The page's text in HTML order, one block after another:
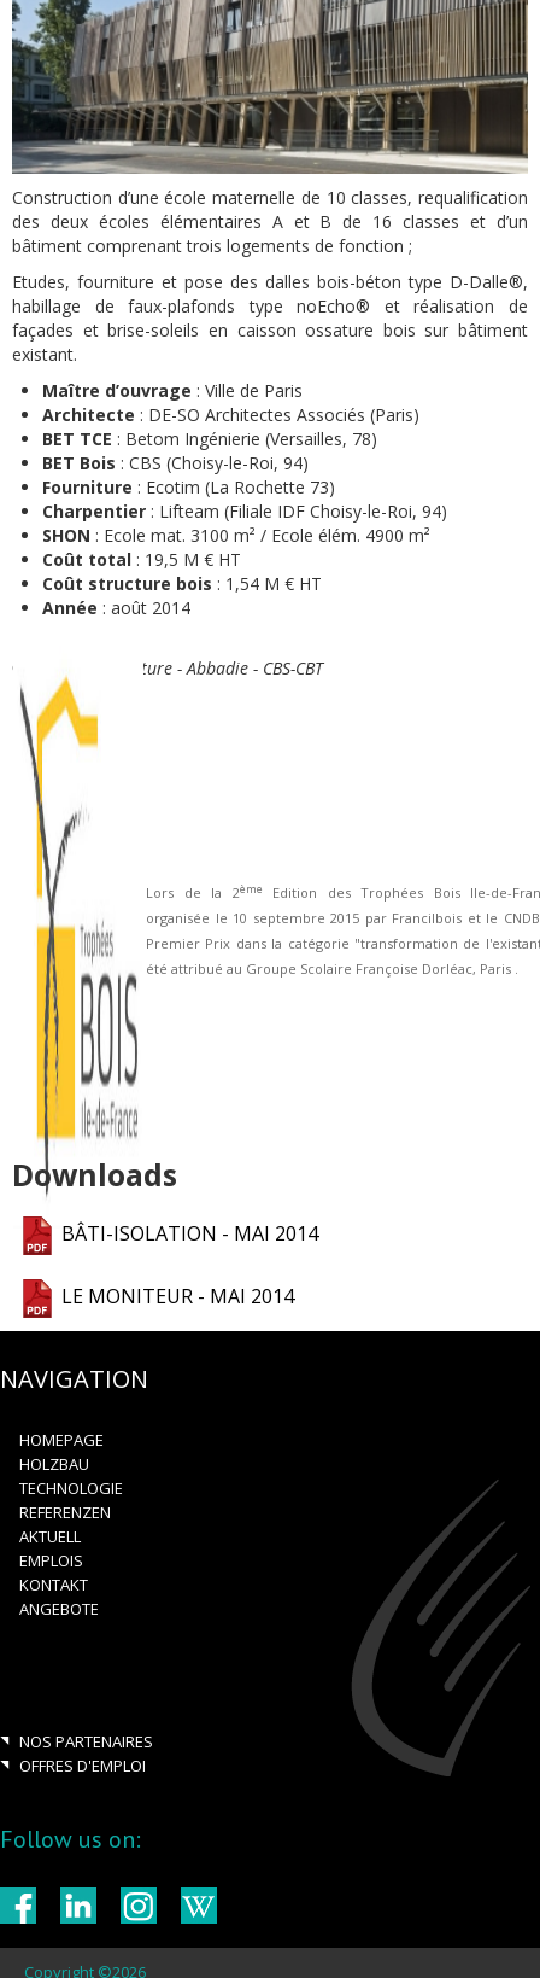
Construction d’une école maternelle de 10 classes, requalification
des deux écoles élémentaires A et B de 16 classes et d’un
bâtiment comprenant trois logements de fonction ;
Etudes, fourniture et pose des dalles bois-béton type D-Dalle®,
habillage de faux-plafonds type noEcho® et réalisation de
façades et brise-soleils en caisson ossature bois sur bâtiment
existant.
Maître d’ouvrage : Ville de Paris
Architecte : DE-SO Architectes Associés (Paris)
BET TCE : Betom Ingénierie (Versailles, 78)
BET Bois : CBS (Choisy-le-Roi, 94)
Fourniture : Ecotim (La Rochette 73)
Charpentier : Lifteam (Filiale IDF Choisy-le-Roi, 94)
SHON : Ecole mat. 3100 m² / Ecole élém. 4900 m²
Coût total : 19,5 M € HT
Coût structure bois : 1,54 M € HT
Année : août 2014
© DE-SO Architecture - Abbadie - CBS-CBT
Lors de la 2ème
Edition des Trophées Bois Ile-de-
organisée le 10 septembre 2015 par Francilbois et le
Premier Prix dans la catégorie "transformation de
été attribué au Groupe Scolaire Françoise Dorléac, Paris
Downloads
BÂTI-ISOLATION - MAI 2014
LE MONITEUR - MAI 2014
NAVIGATION
HOMEPAGE
HOLZBAU
TECHNOLOGIE
REFERENZEN
AKTUELL
EMPLOIS
KONTAKT
ANGEBOTE
NOS PARTENAIRES
OFFRES D'EMPLOI
Follow us on:
Copyright ©2026